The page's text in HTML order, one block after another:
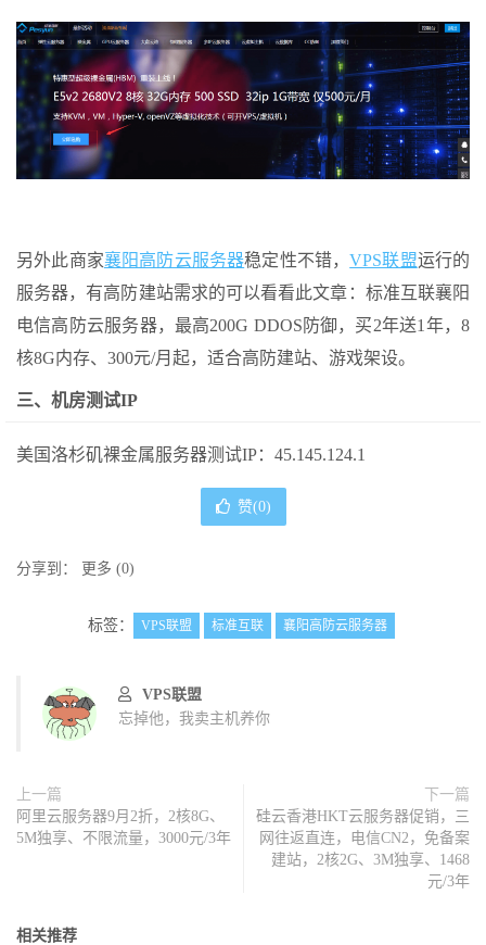
另外此商家襄阳高防云服务器稳定性不错，VPS联盟运行的
服务器，有高防建站需求的可以看看此文章：标准互联襄阳
电信高防云服务器，最高200G DDOS防御，买2年送1年，8
核8G内存、300元/月起，适合高防建站、游戏架设。
三、机房测试IP
美国洛杉矶裸金属服务器测试IP：45.145.124.1
赞(0)
分享到： 更多 (0)
标签： VPS联盟 标准互联 襄阳高防云服务器
VPS联盟
忘掉他，我卖主机养你
上一篇
阿里云服务器9月2折，2核8G、
5M独享、不限流量，3000元/3年
下一篇
硅云香港HKT云服务器促销，三
网往返直连，电信CN2，免备案
建站，2核2G、3M独享、1468
元/3年
相关推荐